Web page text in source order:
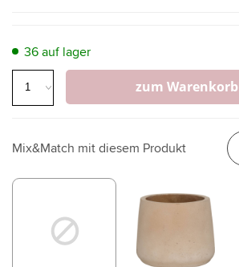
36 auf lager
zum Warenkorb
Mix&Match mit diesem Produkt